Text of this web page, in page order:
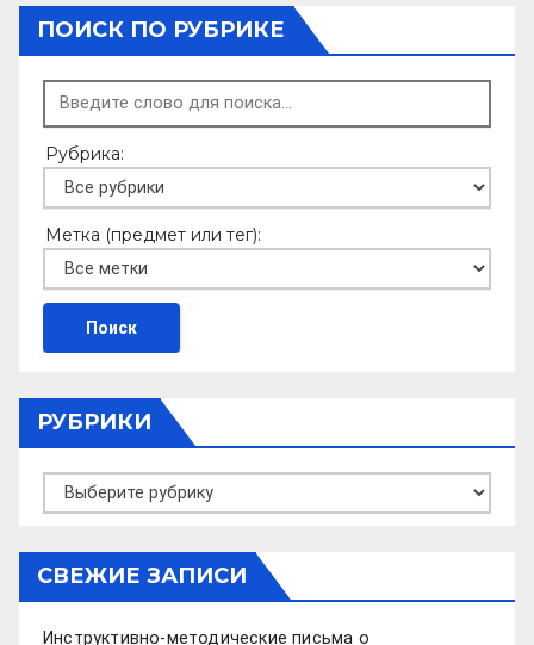
ПОИСК ПО РУБРИКЕ
Рубрика:
Метка (предмет или тег):
РУБРИКИ
Рубрики
СВЕЖИЕ ЗАПИСИ
Инструктивно-методические письма о